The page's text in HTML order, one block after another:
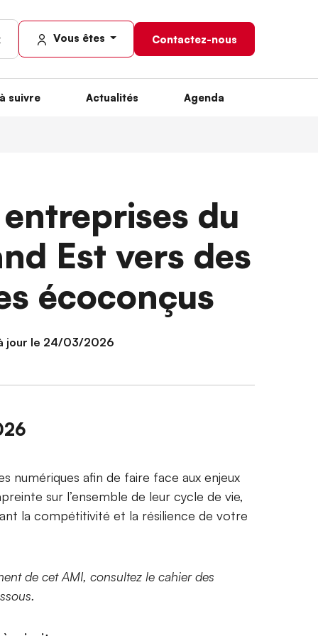
Vous êtes Contactez-nous
suivre Actualités Agenda
du
Est vers des
écoconçus
jour le 24/03/2026
numériques afin de faire face aux enjeux
sur l’ensemble de leur cycle de vie,
la compétitivité et la résilience de votre
de cet AMI, consultez le cahier des